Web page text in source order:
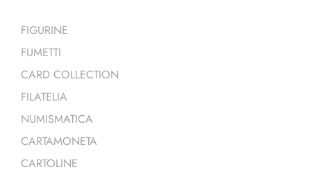
FIGURINE
FUMETTI
CARD COLLECTION
FILATELIA
NUMISMATICA
CARTAMONETA
CARTOLINE